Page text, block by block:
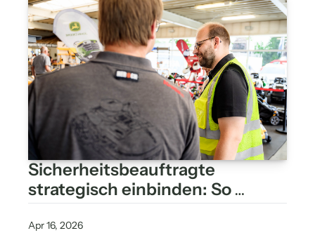
Sicherheitsbeauftragte
strategisch einbinden: So
gelingt echte Beteiligung
Apr 16, 2026